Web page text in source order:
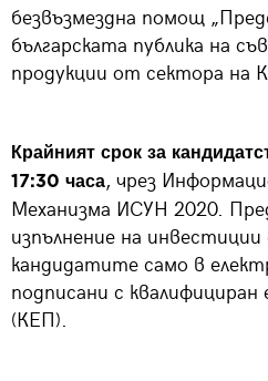
безвъзмездна помощ
българската публика на
продукции от сектора на
Крайният срок за
17:30 часа, чрез
Механизма ИСУН 2020.
изпълнение на
кандидатите само в
подписани с
(КЕП).